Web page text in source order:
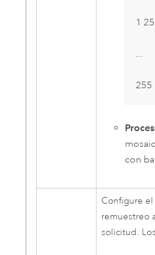
1
...
255
con
Configure
remuestreo
solicitud.